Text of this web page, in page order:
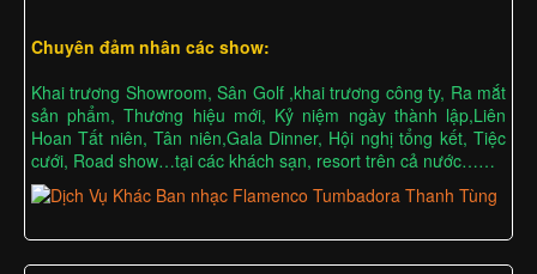
Chuyên đảm nhân các show:
Khai trương Showroom, Sân Golf ,khai trương công ty, Ra mắt
sản phẩm, Thương hiệu mới, Kỷ niệm ngày thành lập,Liên
Hoan Tất niên, Tân niên,Gala Dinner, Hội nghị tổng kết, Tiệc
cưới, Road show…tại các khách sạn, resort trên cả nước……